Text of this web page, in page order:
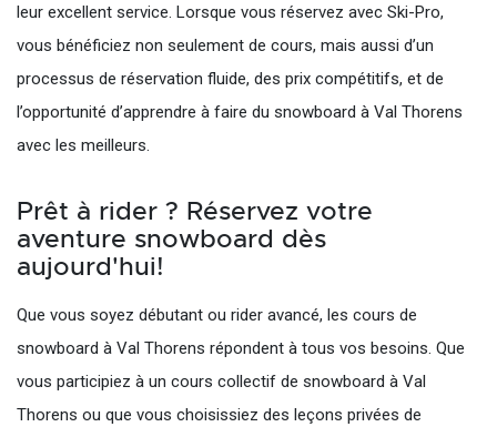
leur excellent service. Lorsque vous réservez avec Ski-Pro,
vous bénéficiez non seulement de cours, mais aussi d’un
processus de réservation fluide, des prix compétitifs, et de
l’opportunité d’apprendre à faire du snowboard à Val Thorens
avec les meilleurs.
Prêt à rider ? Réservez votre
aventure snowboard dès
aujourd'hui!
Que vous soyez débutant ou rider avancé, les cours de
snowboard à Val Thorens répondent à tous vos besoins. Que
vous participiez à un cours collectif de snowboard à Val
Thorens ou que vous choisissiez des leçons privées de